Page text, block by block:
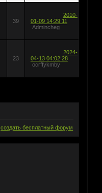
39
2010-
01-09 14:29:11
Admincheg
23
2024-
04-13 04:02:28
ocrffykmby
создать бесплатный форум